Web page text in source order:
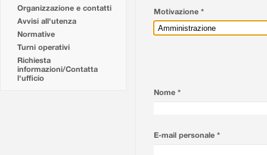
Organizzazione e contatti
Avvisi all'utenza
Normative
Turni operativi
Richiesta
informazioni/Contatta
l'ufficio
Motivazione *
Nome *
E-mail personale *